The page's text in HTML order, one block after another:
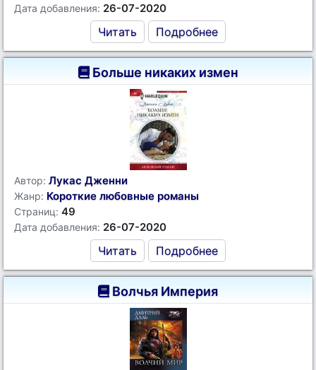
Дата добавления: 26-07-2020
Читать Подробнее
Больше никаких измен
Автор: Лукас Дженни
Жанр: Короткие любовные романы
Страниц: 49
Дата добавления: 26-07-2020
Читать Подробнее
Волчья Империя